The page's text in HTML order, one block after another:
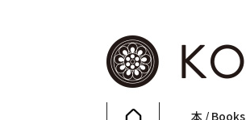
本 / Books